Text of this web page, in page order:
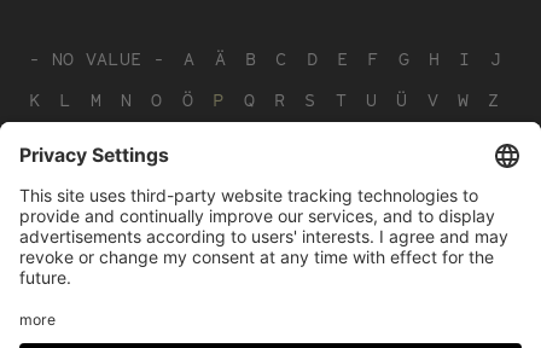
- NO VALUE - A Ä B C D E F G H I
J
K
L M N O Ö P Q R S T U Ü V W Z
Footer
menu
LEGAL NOTICE PRIVACY
IMAI PLAY CONDITIONS OF USE